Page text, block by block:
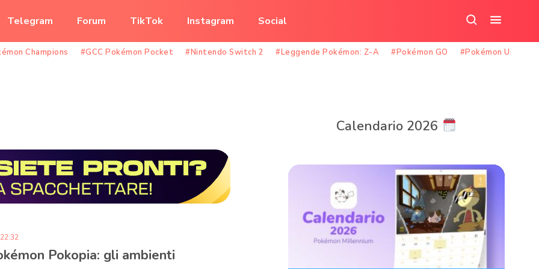
Telegram Forum TikTok Instagram Social
nel
sito
il
menu
Champions #GCC Pokémon Pocket #Nintendo Switch 2 #Leggende Pokémon: Z-A #Pokémon GO #Pokémon Unite
Pokopia: gli ambienti
Calendario 2026